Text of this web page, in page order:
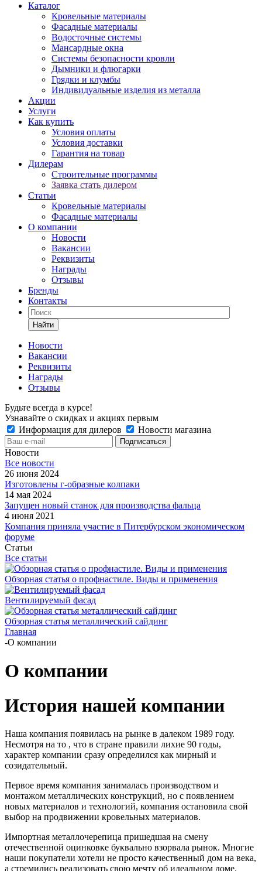
Каталог
Кровельные материалы
Фасадные материалы
Водосточные системы
Мансардные окна
Системы безопасности кровли
Дымники и флюгарки
Грядки и клумбы
Индивидуальные изделия из металла
Акции
Услуги
Как купить
Условия оплаты
Условия доставки
Гарантия на товар
Дилерам
Строительные программы
Заявка стать дилером
Статьи
Кровельные материалы
Фасадные материалы
О компании
Новости
Вакансии
Реквизиты
Награды
Отзывы
Бренды
Контакты
Найти
Новости
Вакансии
Реквизиты
Награды
Отзывы
Будьте всегда в курсе!
Узнавайте о скидках и акциях первым
Информация для дилеров
Новости магазина
Новости
Все новости
26 июня 2024
Изготовлены г-образные колпаки
14 мая 2024
Запущен новый станок для производства фальца
4 июня 2021
Компания приняла участие в Питербурском экономическом
форуме
Статьи
Все статьи
Обзорная статья о профнастиле. Виды и применения
Вентилируемый фасад
Обзорная статья металлический сайдинг
Главная
-О компании
О компании
История нашей компании
Наша компания появилась на рынке в далеком 1989 году.
Несмотря на то , что в стране правили лихие 90 годы,
характер компании сразу определился как мирный и
созидательный.
Первое время компания занималась производством и
монтажом металлических конструкций, но с появлением
новых материалов и технологий, компания остановила свой
выбор на продвижении кровельных материалов.
Импортная металлочерепица пришедшая на смену
отечественной оцинковке буквально взорвала рынок. Многие
наши покупатели хотели не просто качественный дом на века,
а стремились реализовать свою мечту об идеальном доме.